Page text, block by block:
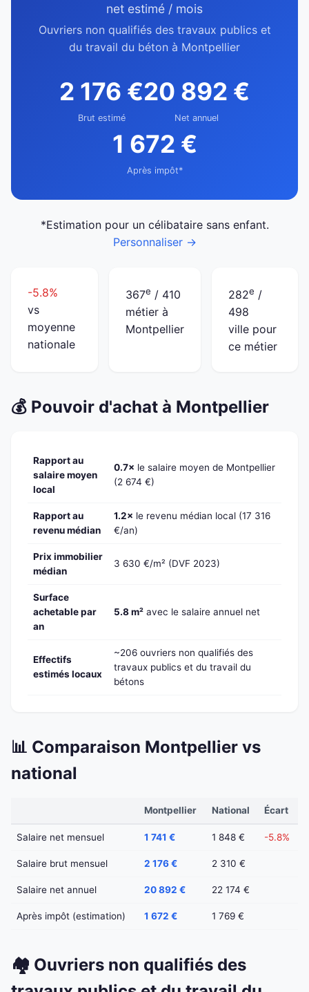
net estimé / mois
Ouvriers non qualifiés des travaux publics et
du travail du béton à Montpellier
2 176 €
Brut estimé
20 892 €
Net annuel
1 672 €
Après impôt*
*Estimation pour un célibataire sans enfant.
Personnaliser →
-5.8%
vs
moyenne
nationale
367e / 410
métier à
Montpellier
282e /
498
ville pour
ce métier
💰 Pouvoir d'achat à Montpellier
Rapport au
salaire moyen
local
0.7× le salaire moyen de Montpellier
(2 674 €)
Rapport au
revenu médian
1.2× le revenu médian local (17 316
€/an)
Prix immobilier
médian
3 630 €/m² (DVF 2023)
Surface
achetable par
an
5.8 m² avec le salaire annuel net
Effectifs
estimés locaux
~206 ouvriers non qualifiés des
travaux publics et du travail du
bétons
📊 Comparaison Montpellier vs
national
Montpellier National Écart
Salaire net mensuel 1 741 € 1 848 € -5.8%
Salaire brut mensuel 2 176 € 2 310 €
Salaire net annuel 20 892 € 22 174 €
Après impôt (estimation) 1 672 € 1 769 €
🏘️ Ouvriers non qualifiés des